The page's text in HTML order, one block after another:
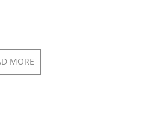
MORE